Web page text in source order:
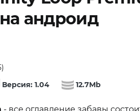
андроид
Версия: 1.04 12.7Mb
)